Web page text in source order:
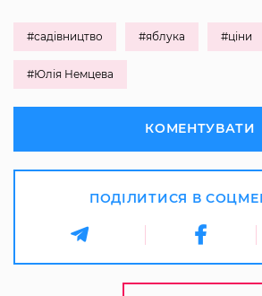
#садівництво #яблука #ціни
#Юлія Немцева
КОМЕНТУВАТИ
ПОДІЛИТИСЯ В